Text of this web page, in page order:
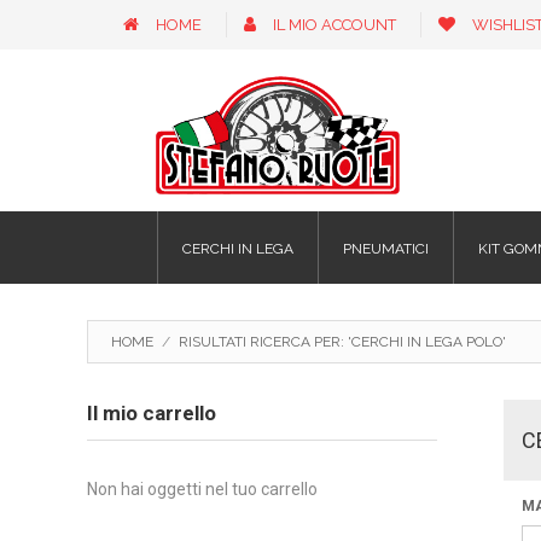
HOME IL MIO ACCOUNT
CERCHI IN LEGA PNEUMATICI KIT
HOME / RISULTATI RICERCA PER: 'CERCHI IN LEGA POLO'
Il mio carrello
Non hai oggetti nel tuo carrello